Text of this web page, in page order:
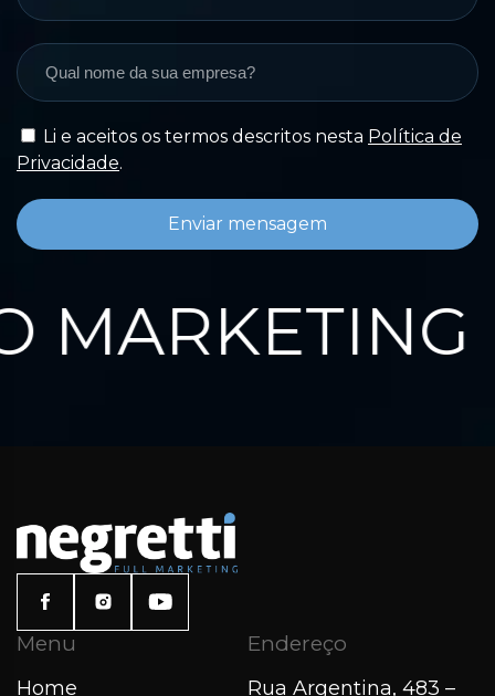
Li e aceitos os termos descritos nesta Política de
Privacidade.
Enviar mensagem
Menu
Home
Endereço
Rua Argentina, 483 –